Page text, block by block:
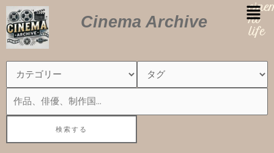
内
容
を
ス
Cinema Archive
no
life